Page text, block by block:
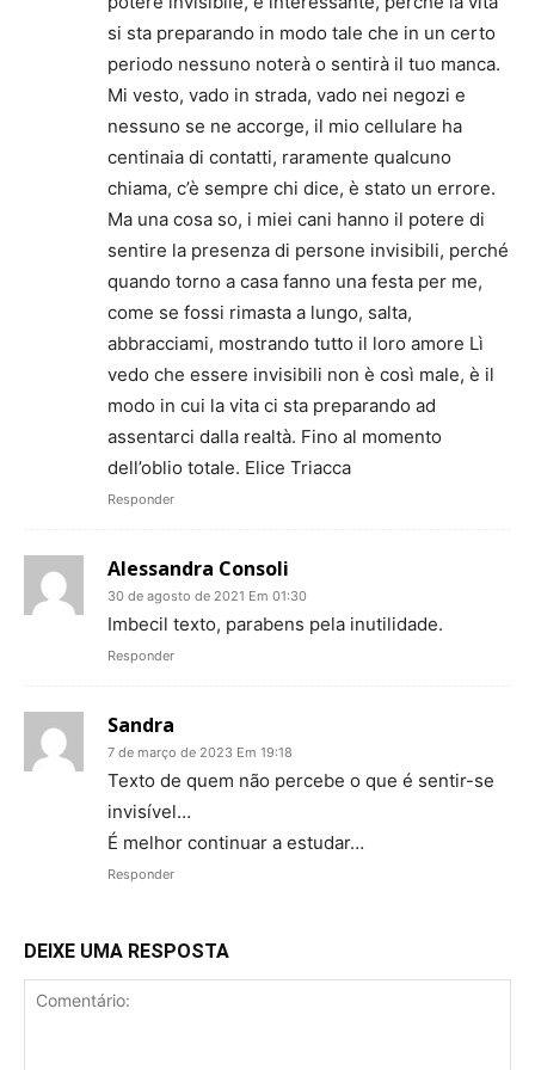
si sta preparando in modo tale che in un certo
periodo nessuno noterà o sentirà il tuo manca.
Mi vesto, vado in strada, vado nei negozi e
nessuno se ne accorge, il mio cellulare ha
centinaia di contatti, raramente qualcuno
chiama, c’è sempre chi dice, è stato un errore.
Ma una cosa so, i miei cani hanno il potere di
sentire la presenza di persone invisibili, perché
quando torno a casa fanno una festa per me,
come se fossi rimasta a lungo, salta,
abbracciami, mostrando tutto il loro amore Lì
vedo che essere invisibili non è così male, è il
modo in cui la vita ci sta preparando ad
assentarci dalla realtà. Fino al momento
dell’oblio totale. Elice Triacca
Responder
Alessandra Consoli
30 de agosto de 2021 Em 01:30
Imbecil texto, parabens pela inutilidade.
Responder
Sandra
7 de março de 2023 Em 19:18
Texto de quem não percebe o que é sentir-se
invisível…
É melhor continuar a estudar…
Responder
DEIXE UMA RESPOSTA